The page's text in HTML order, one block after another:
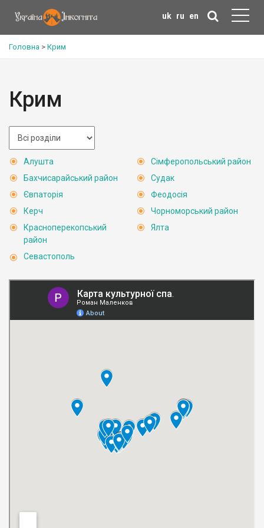
uk ru en
Головна > Крим
Крим
Алушта
Бахчисарайський район
Євпаторія
Керч
Красноперекопський
район
Севастополь
Сімферопольський район
Судак
Феодосія
Чорноморський район
Ялта